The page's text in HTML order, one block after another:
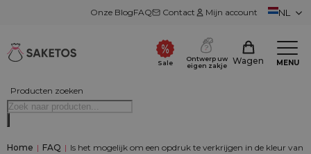
Onze BlogFAQ Contact Mijn account NL
Producten zoeken
Sale
Ontwerp uw
eigen zakje
Wagen MENU
Home | FAQ | Is het mogelijk om een opdruk te verkrijgen in de kleur van